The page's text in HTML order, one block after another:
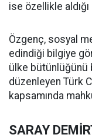
ise özellikle
Özgenç, sosyal
edindiği bilgiye
ülke bütünlüğünü
düzenleyen Türk
kapsamında
SARAY